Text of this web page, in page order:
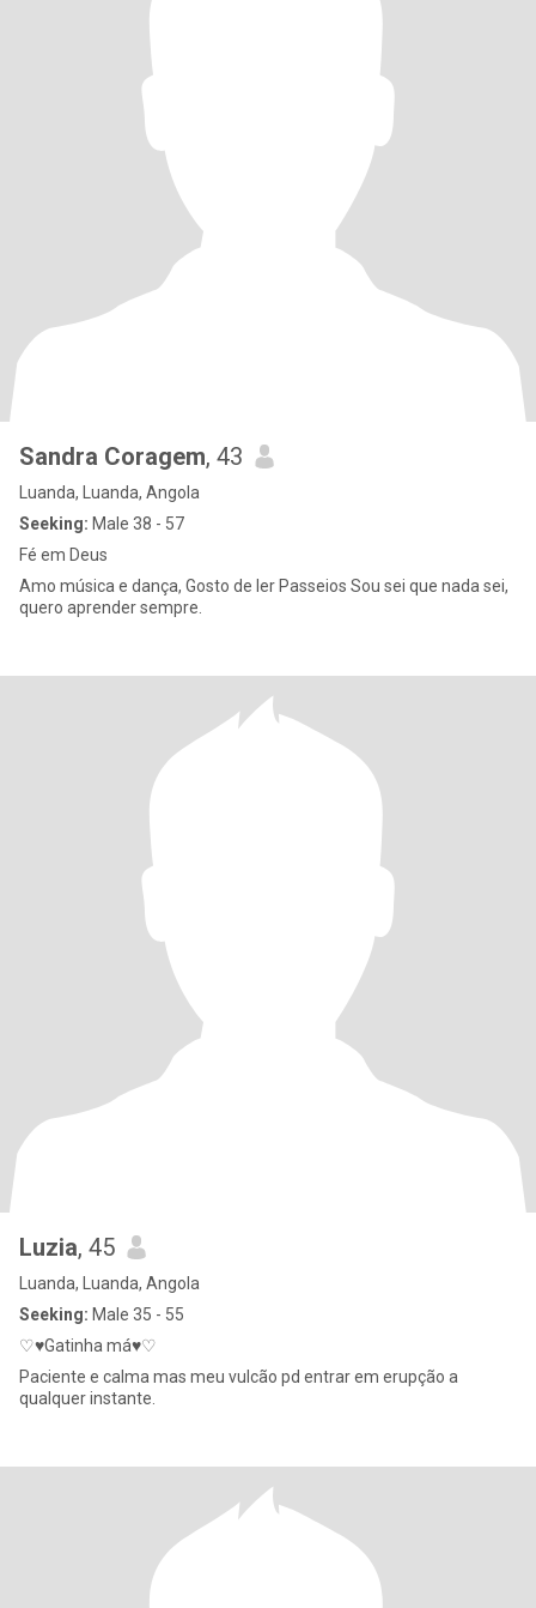
Sandra Coragem, 43
Luanda, Luanda, Angola
Seeking: Male 38 - 57
Fé em Deus
Amo música e dança, Gosto de ler Passeios Sou sei que nada sei,
quero aprender sempre.
Luzia, 45
Luanda, Luanda, Angola
Seeking: Male 35 - 55
♡♥Gatinha má♥♡
Paciente e calma mas meu vulcão pd entrar em erupção a
qualquer instante.